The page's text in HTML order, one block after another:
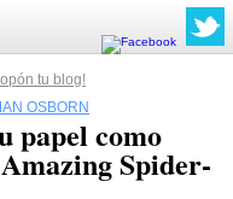
tu blog!
OSBORN
papel como
Spider-